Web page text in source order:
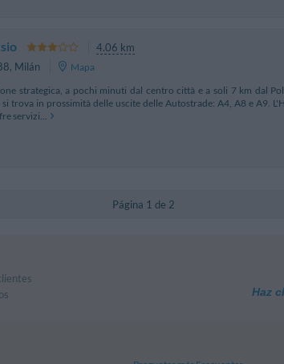
4.06 km
, Milán
Mapa
strategica, a pochi minuti dal centro città e a soli 7 km dal
trova in prossimità delle uscite delle Autostrade: A4, A8 e A9.
servizi...
Página 1 de 2
Haz